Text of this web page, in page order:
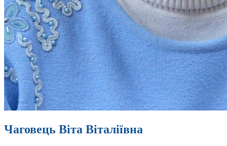
Чаговець Віта Віталіївна